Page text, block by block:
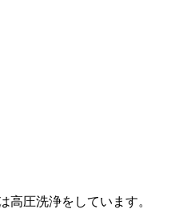
高圧洗浄をしています。